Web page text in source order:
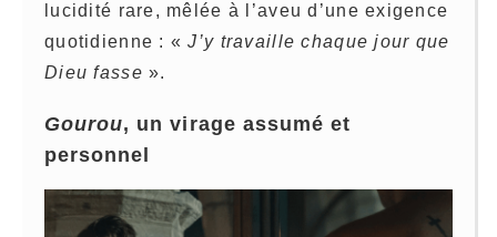
lucidité rare, mêlée à l’aveu d’une exigence
quotidienne : «J’y travaille chaque jour que
Dieu fasse ».
Gourou, un virage assumé et
personnel